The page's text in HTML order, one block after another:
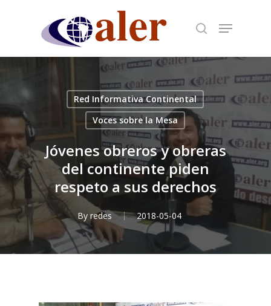
content
Red Informativa Continental
Voces sobre la Mesa
Jóvenes obreros y obreras
del continente piden
respeto a sus derechos
By redes 2018-05-04